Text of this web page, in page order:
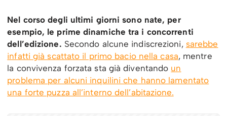
Nel corso degli ultimi giorni sono nate, per
esempio, le prime dinamiche tra i concorrenti
dell’edizione. Secondo alcune indiscrezioni, sarebbe
infatti già scattato il primo bacio nella casa, mentre
la convivenza forzata sta già diventando un
problema per alcuni inquilini che hanno lamentato
una forte puzza all’interno dell’abitazione.